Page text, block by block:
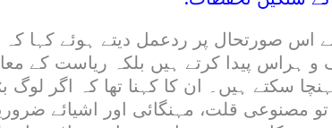
نے اس صورتحال پر ردعمل دیتے ہوئے کہا
ہراس پیدا کرتے ہیں بلکہ ریاست کے
سکتے ہیں۔ ان کا کہنا تھا کہ اگر لوگ
مصنوعی قلت، مہنگائی اور اشیائے